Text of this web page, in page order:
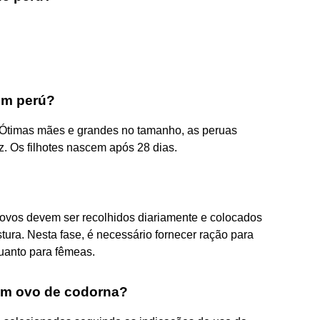
perú?
mães e grandes no tamanho, as peruas
Os filhotes nascem após 28 dias.
devem ser recolhidos diariamente e colocados
Nesta fase, é necessário fornecer ração para
para fêmeas.
ovo de codorna?